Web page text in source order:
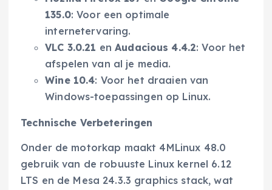
135.0: Voor een optimale
internetervaring.
VLC 3.0.21 enAudacious 4.4.2: Voor het
afspelen van al je media.
Wine 10.4: Voor het draaien van
Windows-toepassingen op Linux.
Technische Verbeteringen
Onder de motorkap maakt 4MLinux 48.0
gebruik van de robuuste Linux kernel 6.12
LTS en de Mesa 24.3.3 graphics stack, wat